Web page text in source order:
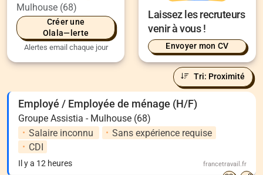
Mulhouse (68)
Créer une
Olala—lerte
Alertes email chaque jour
Laissez les recruteurs
venir à vous !
Envoyer mon CV
Tri: Proximité
Employé / Employée de ménage (H/F)
Groupe Assistia - Mulhouse (68)
Salaire inconnu
Sans expérience requise
CDI
Il y a 12 heures francetravail.fr